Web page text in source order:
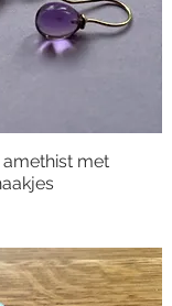
overzichtmet